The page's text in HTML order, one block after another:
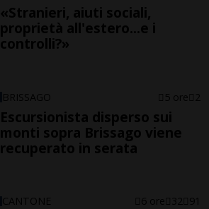
«Stranieri, aiuti sociali,
proprietà all'estero...e i
controlli?»
BRISSAGO 5 ore 2
Escursionista disperso sui
monti sopra Brissago viene
recuperato in serata
CANTONE 6 ore 32 91